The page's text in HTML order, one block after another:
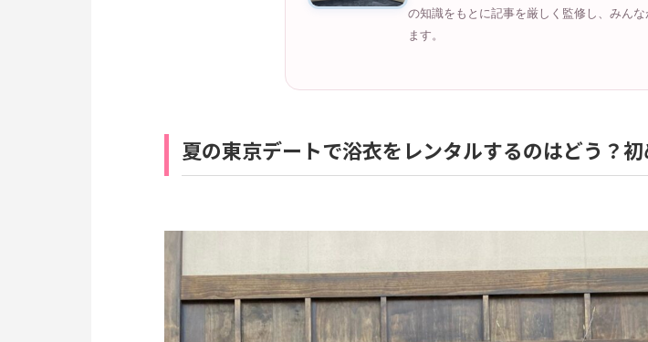
の知識をもとに記事を厳しく監修し、みん
ます。
夏の東京デートで浴衣をレンタルするのはどう？